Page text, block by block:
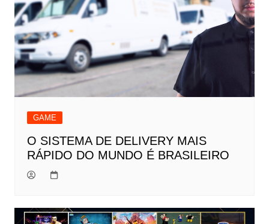
GAME
O SISTEMA DE DELIVERY MAIS
RÁPIDO DO MUNDO É BRASILEIRO